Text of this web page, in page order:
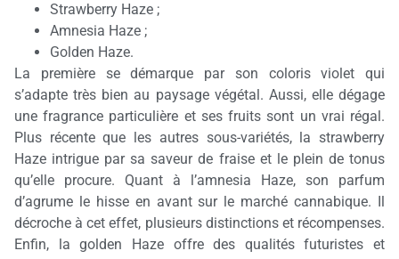
Strawberry Haze ;
Amnesia Haze ;
Golden Haze.
La première se démarque par son coloris violet qui
s’adapte très bien au paysage végétal. Aussi, elle dégage
une fragrance particulière et ses fruits sont un vrai régal.
Plus récente que les autres sous-variétés, la strawberry
Haze intrigue par sa saveur de fraise et le plein de tonus
qu’elle procure. Quant à l’amnesia Haze, son parfum
d’agrume le hisse en avant sur le marché cannabique. Il
décroche à cet effet, plusieurs distinctions et récompenses.
Enfin, la golden Haze offre des qualités futuristes et